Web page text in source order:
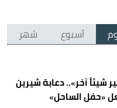
أسبوع شهر
شيئاً آخر».. دعابة شيرين
«حفل الساحل»